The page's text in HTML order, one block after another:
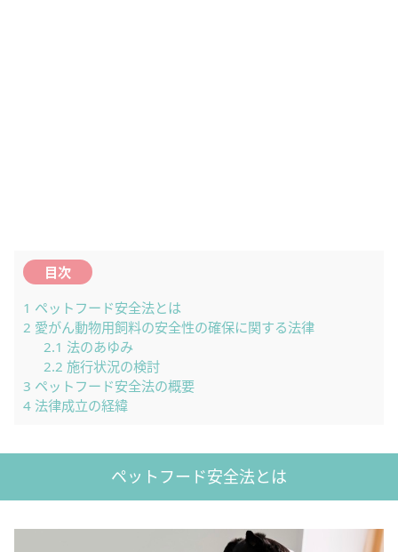
目次
1 ペットフード安全法とは
2 愛がん動物用飼料の安全性の確保に関する法律
2.1 法のあゆみ
2.2 施行状況の検討
3 ペットフード安全法の概要
4 法律成立の経緯
ペットフード安全法とは